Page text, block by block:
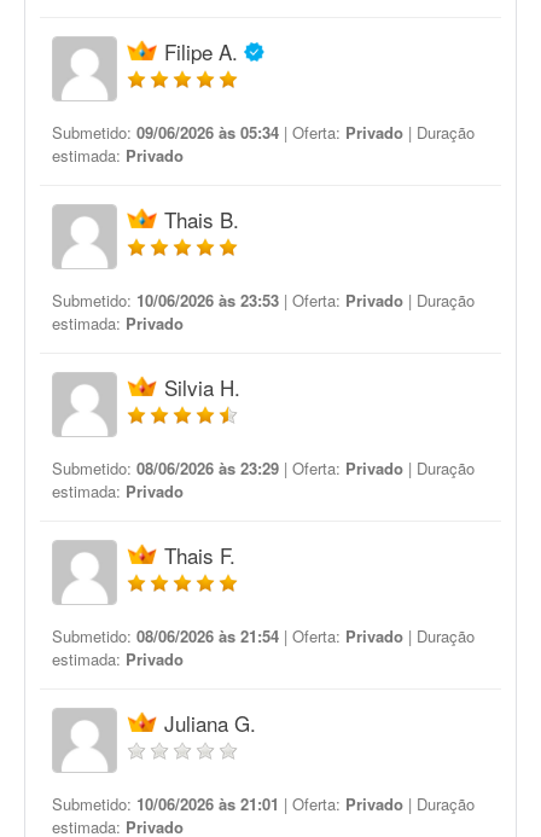
Filipe A.
Submetido: 09/06/2026 às 05:34 | Oferta: Privado | Duração
estimada: Privado
Thais B.
Submetido: 10/06/2026 às 23:53 | Oferta: Privado | Duração
estimada: Privado
Silvia H.
Submetido: 08/06/2026 às 23:29 | Oferta: Privado | Duração
estimada: Privado
Thais F.
Submetido: 08/06/2026 às 21:54 | Oferta: Privado | Duração
estimada: Privado
Juliana G.
Submetido: 10/06/2026 às 21:01 | Oferta: Privado | Duração
estimada: Privado